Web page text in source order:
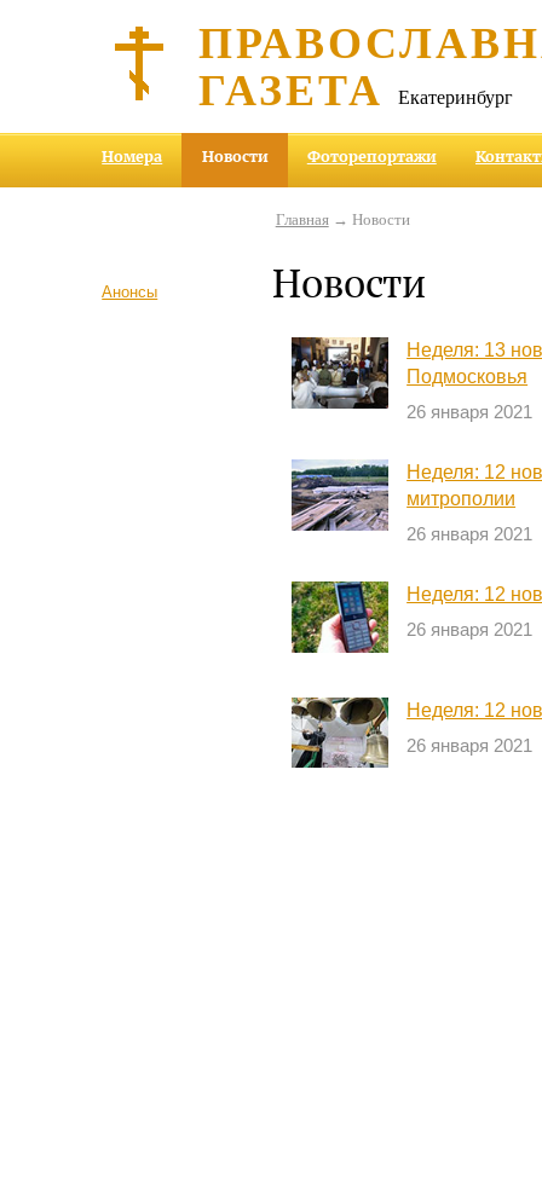
ГАЗЕТА Екатеринбург
Номера Новости Фоторепортажи
Анонсы
Главная→ Новости
Новости
Неделя: 13
Подмосковья
26 января 2021
Неделя: 12
митрополии
26 января 2021
Неделя: 12
26 января 2021
Неделя: 12
26 января 2021